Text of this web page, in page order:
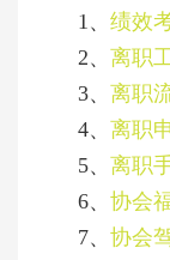
1、 绩效
2、 离职
3、 离职
4、 离职
5、 离职
6、 协会
7、 协会